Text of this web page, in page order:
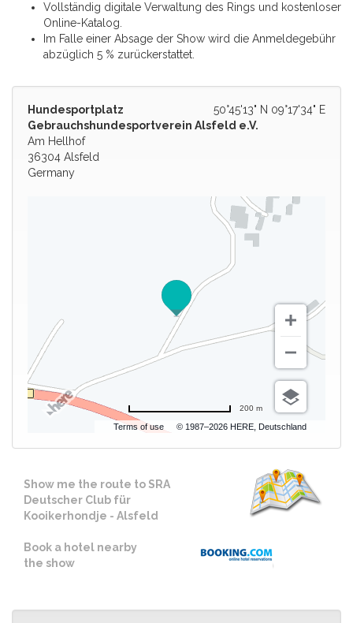
Vollständig digitale Verwaltung des Rings und kostenloser
Online-Katalog.
Im Falle einer Absage der Show wird die Anmeldegebühr
abzüglich 5 % zurückerstattet.
50°45'13" N 09°17'34" E
Hundesportplatz
Gebrauchshundesportverein Alsfeld e.V.
Am Hellhof
36304 Alsfeld
Germany
Terms of use © 1987–2026 HERE, Deutschland
200 m
Show me the route to SRA
Deutscher Club für
Kooikerhondje - Alsfeld
Book a hotel nearby
the show